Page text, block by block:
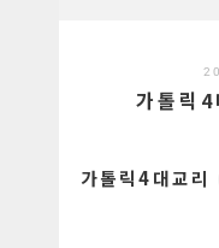
가톨릭
가톨릭4대교